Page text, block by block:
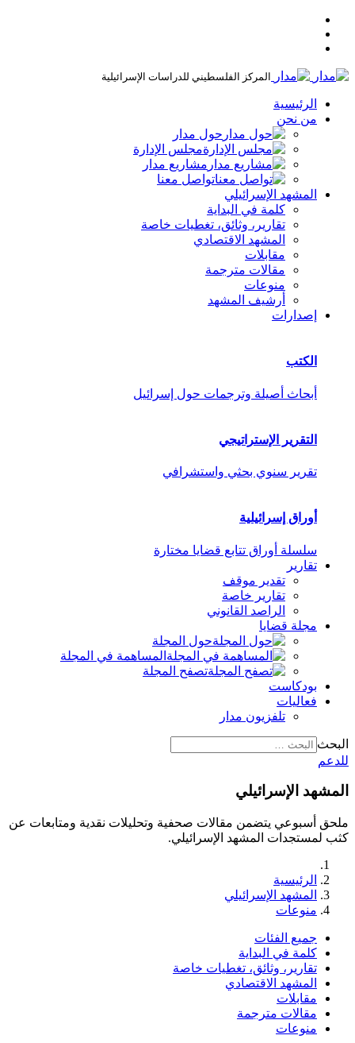
المركز الفلسطيني للدراسات الإسرائيلية
الرئيسية
من نحن
حول مدار
مجلس الإدارة
مشاريع مدار
تواصل معنا
المشهد الإسرائيلي
كلمة في البداية
تقارير، وثائق، تغطيات خاصة
المشهد الاقتصادي
مقابلات
مقالات مترجمة
منوعات
أرشيف المشهد
إصدارات
الكتب
أبحاث أصيلة وترجمات حول إسرائيل
التقرير الإستراتيجي
تقرير سنوي بحثي واستشرافي
أوراق إسرائيلية
سلسلة أوراق تتابع قضايا مختارة
تقارير
تقدير موقف
تقارير خاصة
الراصد القانوني
مجلة قضايا
حول المجلة
المساهمة في المجلة
تصفح المجلة
بودكاست
فعاليات
تلفزيون مدار
البحث
للدعم
المشهد الإسرائيلي
ملحق أسبوعي يتضمن مقالات صحفية وتحليلات نقدية ومتابعات عن
كثب لمستجدات المشهد الإسرائيلي.
الرئيسية
المشهد الإسرائيلي
منوعات
جميع الفئات
كلمة في البداية
تقارير، وثائق، تغطيات خاصة
المشهد الاقتصادي
مقابلات
مقالات مترجمة
منوعات